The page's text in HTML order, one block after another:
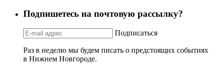
Подпишетесь на почтовую рассылку?
Подписаться
Раз в неделю мы будем писать о предстоящих событиях
в Нижнем Новгороде.